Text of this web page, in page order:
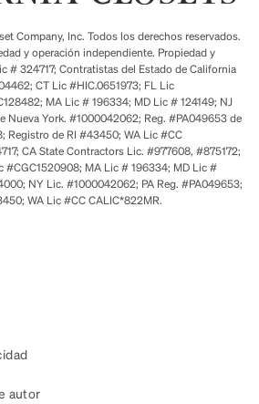
Company, Inc. Todos los derechos reservados.
y operación independiente. Propiedad y
# 324717; Contratistas del Estado de California
CT Lic #HIC.0651973; FL Lic
MA Lic # 196334; MD Lic # 124149; NJ
Nueva York. #1000042062; Reg. #PA049653 de
Registro de RI #43450; WA Lic #CC
CA State Contractors Lic. #977608, #875172;
#CGC1520908; MA Lic # 196334; MD Lic #
NY Lic. #1000042062; PA Reg. #PA049653;
WA Lic #CC CALIC*822MR.
autor